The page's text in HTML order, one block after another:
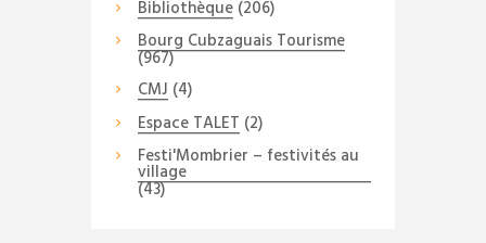
Bibliothèque(206)
Bourg Cubzaguais Tourisme
(967)
CMJ (4)
Espace TALET (2)
Festi'Mombrier – festivités au
village
(43)